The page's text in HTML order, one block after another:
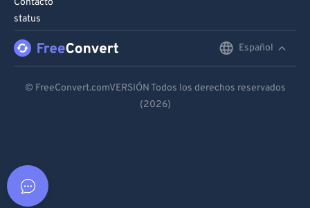
Contacto
status
Español
Español
© FreeConvert.comVERSIÓN Todos los derechos reservados
(2026)